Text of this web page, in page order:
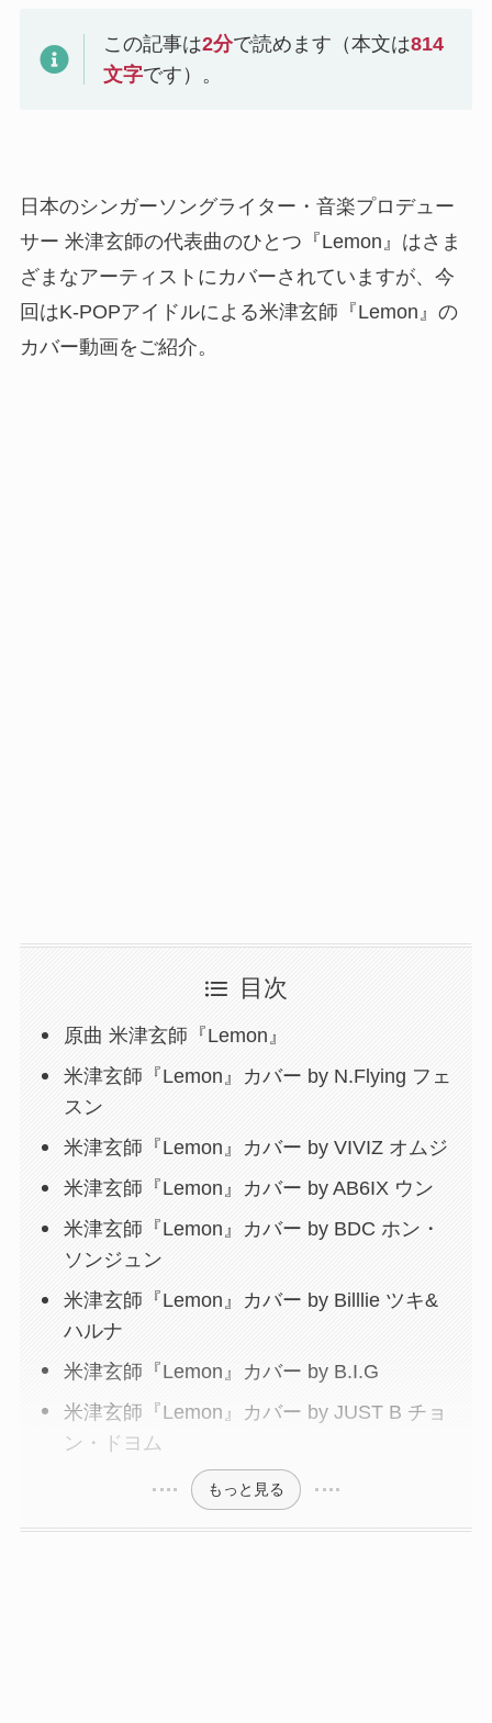
この記事は2分で読めます（本文は814
文字です）。
日本のシンガーソングライター・音楽プロデュー
サー 米津玄師の代表曲のひとつ『Lemon』はさま
ざまなアーティストにカバーされていますが、今
回はK-POPアイドルによる米津玄師『Lemon』の
カバー動画をご紹介。
目次
原曲 米津玄師『Lemon』
米津玄師『Lemon』カバー by N.Flying フェ
スン
米津玄師『Lemon』カバー by VIVIZ オムジ
米津玄師『Lemon』カバー by AB6IX ウン
米津玄師『Lemon』カバー by BDC ホン・
ソンジュン
米津玄師『Lemon』カバー by Billlie ツキ&
ハルナ
米津玄師『Lemon』カバー by B.I.G
米津玄師『Lemon』カバー by JUST B チョ
ン・ドヨム
もっと見る